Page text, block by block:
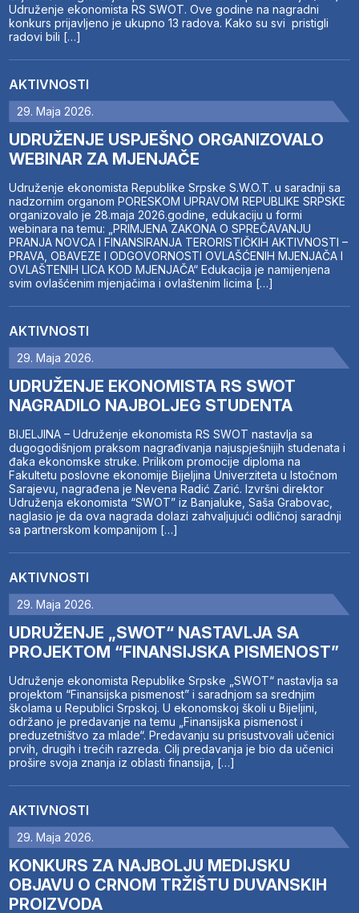
Udruženje ekonomista RS SWOT. Ove godine na nagradni
konkurs prijavljeno je ukupno 13 radova. Kako su svi pristigli
radovi bili […]
AKTIVNOSTI
29. Maja 2026.
UDRUŽENJE USPJEŠNO ORGANIZOVALO
WEBINAR ZA MJENJAČE
Udruženje ekonomista Republike Srpske S.W.O.T. u saradnji sa
nadzornim organom PORESKOM UPRAVOM REPUBLIKE SRPSKE
organizovalo je 28.maja 2026.godine, edukaciju u formi
webinara na temu: „PRIMJENA ZAKONA O SPREČAVANJU
PRANJA NOVCA I FINANSIRANJA TERORISTIČKIH AKTIVNOSTI –
PRAVA, OBAVEZE I ODGOVORNOSTI OVLAŠĆENIH MJENJAČA I
OVLAŠTENIH LICA KOD MJENJAČA“ Edukacija je namijenjena
svim ovlašćenim mjenjačima i ovlaštenim licima […]
AKTIVNOSTI
29. Maja 2026.
UDRUŽENJE EKONOMISTA RS SWOT
NAGRADILO NAJBOLJEG STUDENTA
BIJELJINA – Udruženje ekonomista RS SWOT nastavlja sa
dugogodišnjom praksom nagrađivanja najuspješnijih studenata i
đaka ekonomske struke. Prilikom promocije diploma na
Fakultetu poslovne ekonomije Bijeljina Univerziteta u Istočnom
Sarajevu, nagrađena je Nevena Radić Zarić. Izvršni direktor
Udruženja ekonomista “SWOT” iz Banjaluke, Saša Grabovac,
naglasio je da ova nagrada dolazi zahvaljujući odličnoj saradnji
sa partnerskom kompanijom […]
AKTIVNOSTI
29. Maja 2026.
UDRUŽENJE „SWOT“ NASTAVLJA SA
PROJEKTOM “FINANSIJSKA PISMENOST”
Udruženje ekonomista Republike Srpske „SWOT“ nastavlja sa
projektom “Finansijska pismenost” i saradnjom sa srednjim
školama u Republici Srpskoj. U ekonomskoj školi u Bijeljini,
održano je predavanje na temu „Finansijska pismenost i
preduzetništvo za mlade“. Predavanju su prisustvovali učenici
prvih, drugih i trećih razreda. Cilj predavanja je bio da učenici
prošire svoja znanja iz oblasti finansija, […]
AKTIVNOSTI
29. Maja 2026.
KONKURS ZA NAJBOLJU MEDIJSKU
OBJAVU O CRNOM TRŽIŠTU DUVANSKIH
PROIZVODA